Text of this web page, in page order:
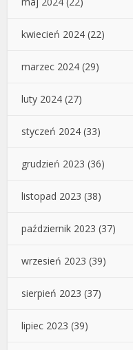
kwiecień 2024 (22)
marzec 2024 (29)
luty 2024 (27)
styczeń 2024 (33)
grudzień 2023 (36)
listopad 2023 (38)
październik 2023 (37)
wrzesień 2023 (39)
sierpień 2023 (37)
lipiec 2023 (39)